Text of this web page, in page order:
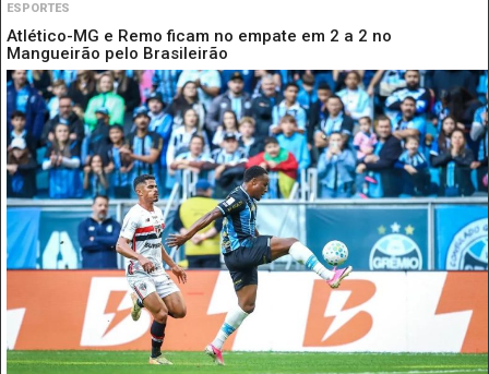
ESPORTES
Atlético-MG e Remo ficam no empate em 2 a 2 no
Mangueirão pelo Brasileirão